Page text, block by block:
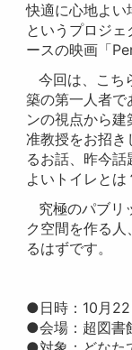
快適に心地よい
というプロジ
ースの映画「
今回は、こち
築の第一人者で
ンの視点から
准教授をお招き
るお話、昨今
よいトイレとは
究極のパブリ
ク空間を作る
るはずです。
●日時： 10月 22
●会場：超図書